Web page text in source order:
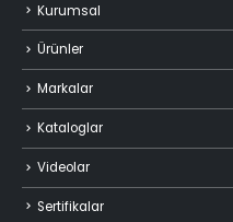
Kurumsal
Ürünler
Markalar
Kataloglar
Videolar
Sertifikalar